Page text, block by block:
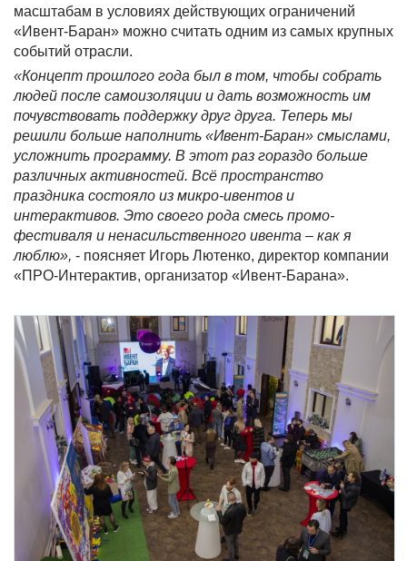
масштабам в условиях действующих ограничений
«Ивент-Баран» можно считать одним из самых крупных
событий отрасли.
«Концепт прошлого года был в том, чтобы собрать
людей после самоизоляции и дать возможность им
почувствовать поддержку друг друга. Теперь мы
решили больше наполнить «Ивент-Баран» смыслами,
усложнить программу. В этот раз гораздо больше
различных активностей. Всё пространство
праздника состояло из микро-ивентов и
интерактивов. Это своего рода смесь промо-
фестиваля и ненасильственного ивента – как я
люблю», - поясняет Игорь Лютенко, директор компании
«ПРО-Интерактив, организатор «Ивент-Барана».